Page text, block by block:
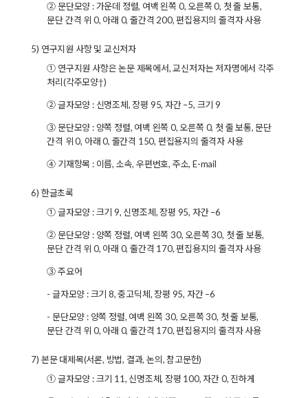
② 문단모양 : 가운데 정렬, 여백 왼쪽 0, 오른쪽 0, 첫 줄 보통,
문단 간격 위 0, 아래 0, 줄간격 200, 편집용지의 줄격자 사용
5) 연구지원 사항 및 교신저자
① 연구지원 사항은 논문 제목에서, 교신저자는 저자명에서 각주
처리(각주모양†)
② 글자모양 : 신명조체, 장평 95, 자간 –5, 크기 9
③ 문단모양 : 양쪽 정렬, 여백 왼쪽 0, 오른쪽 0, 첫 줄 보통, 문단
간격 위 0, 아래 0, 줄간격 150, 편집용지의 줄격자 사용
④ 기재항목 : 이름, 소속, 우편번호, 주소, E-mail
6) 한글초록
① 글자모양 : 크기 9, 신명조체, 장평 95, 자간 –6
② 문단모양 : 양쪽 정렬, 여백 왼쪽 30, 오른쪽 30, 첫 줄 보통,
문단 간격 위 0, 아래 0, 줄간격 170, 편집용지의 줄격자 사용
③ 주요어
- 글자모양 : 크기 8, 중고딕체, 장평 95, 자간 –6
- 문단모양 : 양쪽 정렬, 여백 왼쪽 30, 오른쪽 30, 첫 줄 보통,
문단 간격 위 0, 아래 0, 줄간격 170, 편집용지의 줄격자 사용
7) 본문 대제목(서론, 방법, 결과, 논의, 참고문헌)
① 글자모양 : 크기 11, 신명조체, 장평 100, 자간 0, 진하게